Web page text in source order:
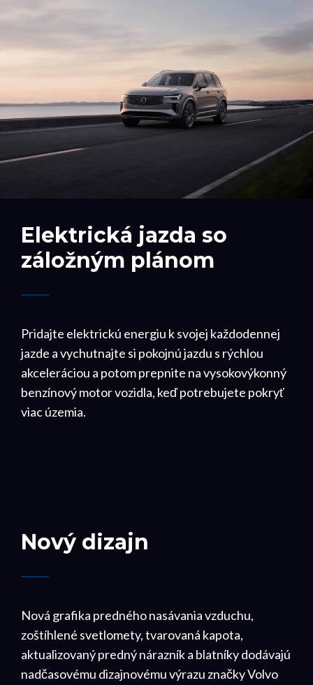
Elektrická jazda so
záložným plánom
Pridajte elektrickú energiu k svojej každodennej
jazde a vychutnajte si pokojnú jazdu s rýchlou
akceleráciou a potom prepnite na vysokovýkonný
benzínový motor vozidla, keď potrebujete pokryť
viac územia.
Nový dizajn
Nová grafika predného nasávania vzduchu,
zoštíhlené svetlomety, tvarovaná kapota,
aktualizovaný predný nárazník a blatníky dodávajú
nadčasovému dizajnovému výrazu značky Volvo